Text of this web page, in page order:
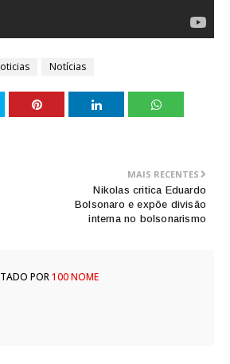
Notícias
MAIS RECENTES
Nikolas critica Eduardo
Bolsonaro e expõe divisão
interna no bolsonarismo
POR100 NOME